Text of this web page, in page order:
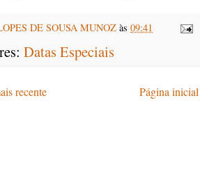
DE SOUSA MUNOZ às 09:41
Datas Especiais
recente Página inicial